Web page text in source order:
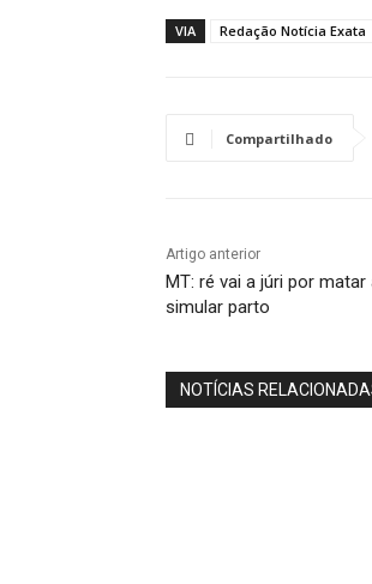
VIA Redação Notícia Exata
Compartilhado
Artigo anterior
MT: ré vai a júri por
simular parto
NOTÍCIAS